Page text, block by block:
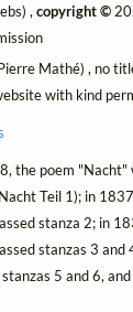
,copyright ©
Mathé) , no
with kind
the poem "Nacht"
Teil 1); in
stanza 2; in
stanzas 3 and
5 and 6,